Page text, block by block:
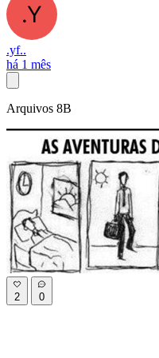
.yf..
há 1 mês
Arquivos 8B
2 0